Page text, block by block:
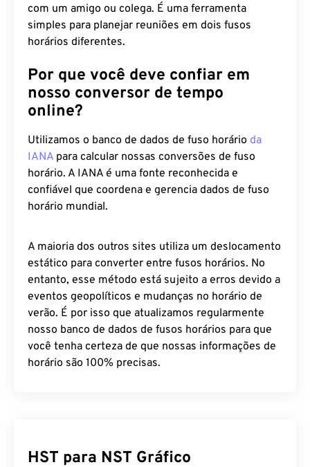
com um amigo ou colega. É uma ferramenta
simples para planejar reuniões em dois fusos
horários diferentes.
Por que você deve confiar em
nosso conversor de tempo
online?
Utilizamos o banco de dados de fuso horário da
IANA para calcular nossas conversões de fuso
horário. A IANA é uma fonte reconhecida e
confiável que coordena e gerencia dados de fuso
horário mundial.
A maioria dos outros sites utiliza um deslocamento
estático para converter entre fusos horários. No
entanto, esse método está sujeito a erros devido a
eventos geopolíticos e mudanças no horário de
verão. É por isso que atualizamos regularmente
nosso banco de dados de fusos horários para que
você tenha certeza de que nossas informações de
horário são 100% precisas.
HST para NST Gráfico